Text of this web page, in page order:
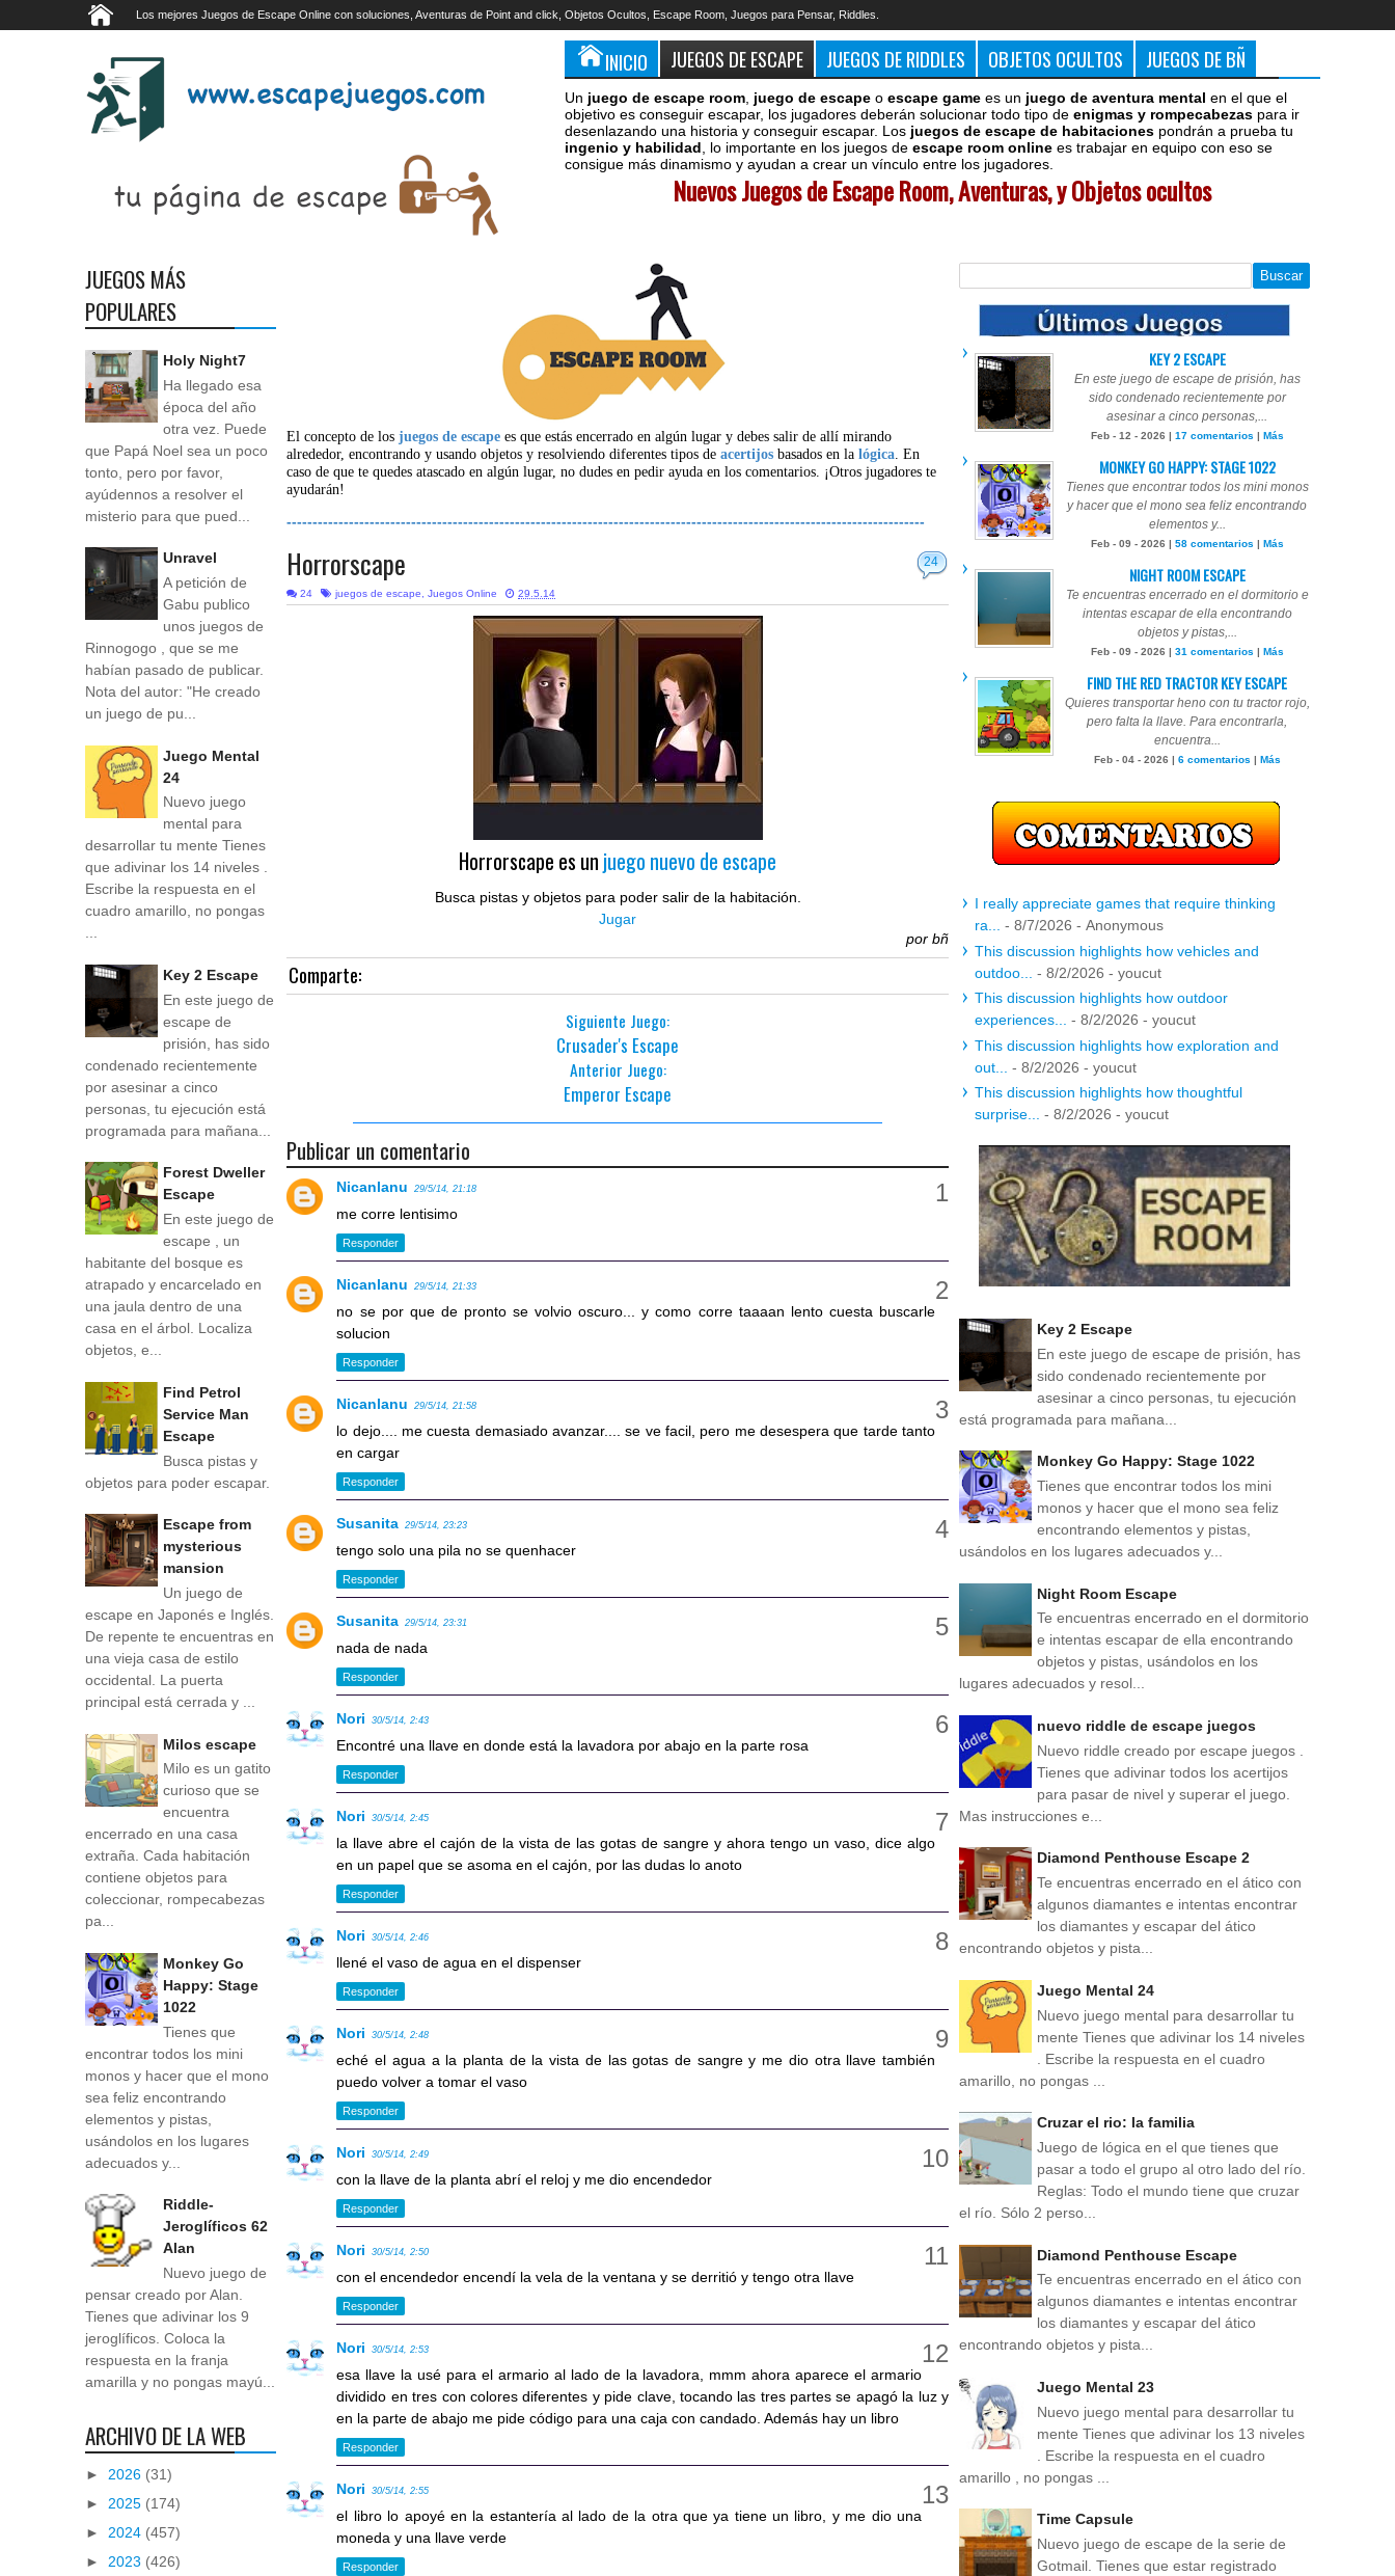
Los mejores Juegos de Escape Online con soluciones, Aventuras de Point and click, Objetos Ocultos, Escape Room, Juegos para Pensar, Riddles.
INICIO JUEGOS DE ESCAPE JUEGOS DE RIDDLES OBJETOS OCULTOS JUEGOS DE BÑ
Un juego de escape room juego de escape o escape game es un juego de aventura mental en el que el
objetivo es conseguir escapar, los jugadores deberán solucionar todo tipo de enigmas y rompecabezas para ir
desenlazando una historia y conseguir escapar. Los juegos de escape de habitaciones pondrán a prueba tu
ingenio y habilidad , lo importante en los juegos de escape room online es trabajar en equipo con eso se
consigue más dinamismo y ayudan a crear un vínculo entre los jugadores.
Nuevos Juegos de Escape Room, Aventuras, y Objetos ocultos
El concepto de losjuegos de escape es que estás encerrado en algún lugar y debes salir de allí mirando
alrededor, encontrando y usando objetos y resolviendo diferentes tipos deacertijos basados en lalógica. En
caso de que te quedes atascado en algún lugar, no dudes en pedir ayuda en los comentarios. ¡Otros jugadores te
ayudarán!
---------------------------------------------------------------------------------------------------------------------------
24
Horrorscape
24 juegos de escape Juegos Online 29.5.14
Horrorscape es un juego nuevo de escape
Busca pistas y objetos para poder salir de la habitación.
Jugar
por bñ
Comparte:
Siguiente Juego:
Crusader's Escape
Anterior Juego:
Emperor Escape
Publicar un comentario
Nicanlanu 29/5/14, 21:18
me corre lentisimo
Responder
Nicanlanu 29/5/14, 21:33
no se por que de pronto se volvio oscuro... y como corre taaaan lento cuesta buscarle
solucion
Responder
Nicanlanu 29/5/14, 21:58
lo dejo.... me cuesta demasiado avanzar.... se ve facil, pero me desespera que tarde tanto
en cargar
Responder
Susanita 29/5/14, 23:23
tengo solo una pila no se quenhacer
Responder
Susanita 29/5/14, 23:31
nada de nada
Responder
Nori 30/5/14, 2:43
Encontré una llave en donde está la lavadora por abajo en la parte rosa
Responder
Nori 30/5/14, 2:45
la llave abre el cajón de la vista de las gotas de sangre y ahora tengo un vaso, dice algo
en un papel que se asoma en el cajón, por las dudas lo anoto
Responder
Nori 30/5/14, 2:46
llené el vaso de agua en el dispenser
Responder
Nori 30/5/14, 2:48
eché el agua a la planta de la vista de las gotas de sangre y me dio otra llave también
puedo volver a tomar el vaso
Responder
Nori 30/5/14, 2:49
con la llave de la planta abrí el reloj y me dio encendedor
Responder
Nori 30/5/14, 2:50
con el encendedor encendí la vela de la ventana y se derritió y tengo otra llave
Responder
Nori 30/5/14, 2:53
esa llave la usé para el armario al lado de la lavadora, mmm ahora aparece el armario
dividido en tres con colores diferentes y pide clave, tocando las tres partes se apagó la luz y
en la parte de abajo me pide código para una caja con candado. Además hay un libro
Responder
Nori 30/5/14, 2:55
el libro lo apoyé en la estantería al lado de la otra que ya tiene un libro, y me dio una
moneda y una llave verde
Responder
JUEGOS MÁS
POPULARES
Holy Night7
Ha llegado esa
época del año
otra vez. Puede
que Papá Noel sea un poco
tonto, pero por favor,
ayúdennos a resolver el
misterio para que pued...
Unravel
A petición de
Gabu publico
unos juegos de
Rinnogogo , que se me
habían pasado de publicar.
Nota del autor: "He creado
un juego de pu...
Juego Mental
24
Nuevo juego
mental para
desarrollar tu mente Tienes
que adivinar los 14 niveles .
Escribe la respuesta en el
cuadro amarillo, no pongas
...
Key 2 Escape
En este juego de
escape de
prisión, has sido
condenado recientemente
por asesinar a cinco
personas, tu ejecución está
programada para mañana...
Forest Dweller
Escape
En este juego de
escape , un
habitante del bosque es
atrapado y encarcelado en
una jaula dentro de una
casa en el árbol. Localiza
objetos, e...
Find Petrol
Service Man
Escape
Busca pistas y
objetos para poder escapar.
Escape from
mysterious
mansion
Un juego de
escape en Japonés e Inglés.
De repente te encuentras en
una vieja casa de estilo
occidental. La puerta
principal está cerrada y ...
Milos escape
Milo es un gatito
curioso que se
encuentra
encerrado en una casa
extraña. Cada habitación
contiene objetos para
coleccionar, rompecabezas
pa...
Monkey Go
Happy: Stage
1022
Tienes que
encontrar todos los mini
monos y hacer que el mono
sea feliz encontrando
elementos y pistas,
usándolos en los lugares
adecuados y...
Riddle-
Jeroglíficos 62
Alan
Nuevo juego de
pensar creado por Alan.
Tienes que adivinar los 9
jeroglíficos. Coloca la
respuesta en la franja
amarilla y no pongas mayú...
ARCHIVO DE LA WEB
► 2026 (31)
► 2025 (174)
► 2024 (457)
► 2023 (426)
KEY 2 ESCAPE
En este juego de escape de prisión, has
sido condenado recientemente por
asesinar a cinco personas,...
Feb - 12 - 2026 | 17 comentarios | Más
MONKEY GO HAPPY: STAGE 1022
Tienes que encontrar todos los mini monos
y hacer que el mono sea feliz encontrando
elementos y...
Feb - 09 - 2026 | 58 comentarios | Más
NIGHT ROOM ESCAPE
Te encuentras encerrado en el dormitorio e
intentas escapar de ella encontrando
objetos y pistas,...
Feb - 09 - 2026 | 31 comentarios | Más
FIND THE RED TRACTOR KEY ESCAPE
Quieres transportar heno con tu tractor rojo,
pero falta la llave. Para encontrarla,
encuentra...
Feb - 04 - 2026 | 6 comentarios | Más
I really appreciate games that require thinking
ra...
- 8/7/2026 - Anonymous
This discussion highlights how vehicles and
outdoo...
- 8/2/2026 - youcut
This discussion highlights how outdoor
experiences...
- 8/2/2026 - youcut
This discussion highlights how exploration and
out...
- 8/2/2026 - youcut
This discussion highlights how thoughtful
surprise...
- 8/2/2026 - youcut
Key 2 Escape
En este juego de escape de prisión, has
sido condenado recientemente por
asesinar a cinco personas, tu ejecución
está programada para mañana...
Monkey Go Happy: Stage 1022
Tienes que encontrar todos los mini
monos y hacer que el mono sea feliz
encontrando elementos y pistas,
usándolos en los lugares adecuados y...
Night Room Escape
Te encuentras encerrado en el dormitorio
e intentas escapar de ella encontrando
objetos y pistas, usándolos en los
lugares adecuados y resol...
nuevo riddle de escape juegos
Nuevo riddle creado por escape juegos .
Tienes que adivinar todos los acertijos
para pasar de nivel y superar el juego.
Mas instrucciones e...
Diamond Penthouse Escape 2
Te encuentras encerrado en el ático con
algunos diamantes e intentas encontrar
los diamantes y escapar del ático
encontrando objetos y pista...
Juego Mental 24
Nuevo juego mental para desarrollar tu
mente Tienes que adivinar los 14 niveles
. Escribe la respuesta en el cuadro
amarillo, no pongas ...
Cruzar el rio: la familia
Juego de lógica en el que tienes que
pasar a todo el grupo al otro lado del río.
Reglas: Todo el mundo tiene que cruzar
el río. Sólo 2 perso...
Diamond Penthouse Escape
Te encuentras encerrado en el ático con
algunos diamantes e intentas encontrar
los diamantes y escapar del ático
encontrando objetos y pista...
Juego Mental 23
Nuevo juego mental para desarrollar tu
mente Tienes que adivinar los 13 niveles
. Escribe la respuesta en el cuadro
amarillo , no pongas ...
Time Capsule
Nuevo juego de escape de la serie de
Gotmail. Tienes que estar registrado